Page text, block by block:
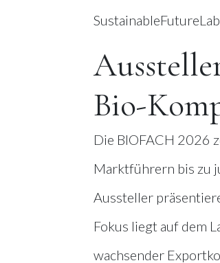
SustainableFutureLab.
Bio-
Die BIOFACH 2026
Marktführern bis zu
Aussteller
Fokus liegt auf dem
wachsender